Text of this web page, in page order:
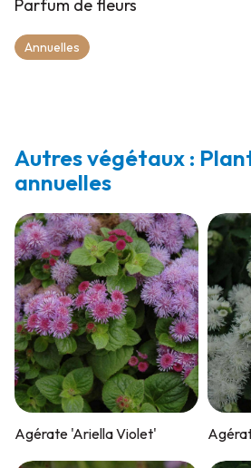
Parfum de fleurs
Annuelles
Autres végétaux :
annuelles
Agérate 'Ariella Violet'